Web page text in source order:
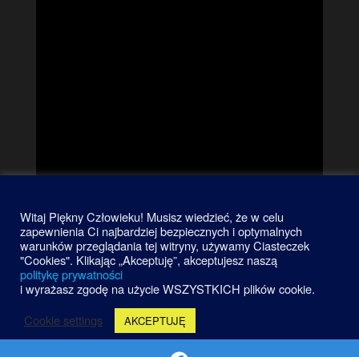
Dumnie wspierane przezWordPress
Witaj Piękny Człowieku! Musisz wiedzieć, że w celu
zapewnienia Ci najbardziej bezpiecznych i optymalnych
warunków przeglądania tej witryny, używamy Ciasteczek
"Cookies". Klikając „Akceptuję”, akceptujesz naszą
politykę prywatności
i wyrażasz zgodę na użycie WSZYSTKICH plików cookie.
Cookie settings
AKCEPTUJĘ